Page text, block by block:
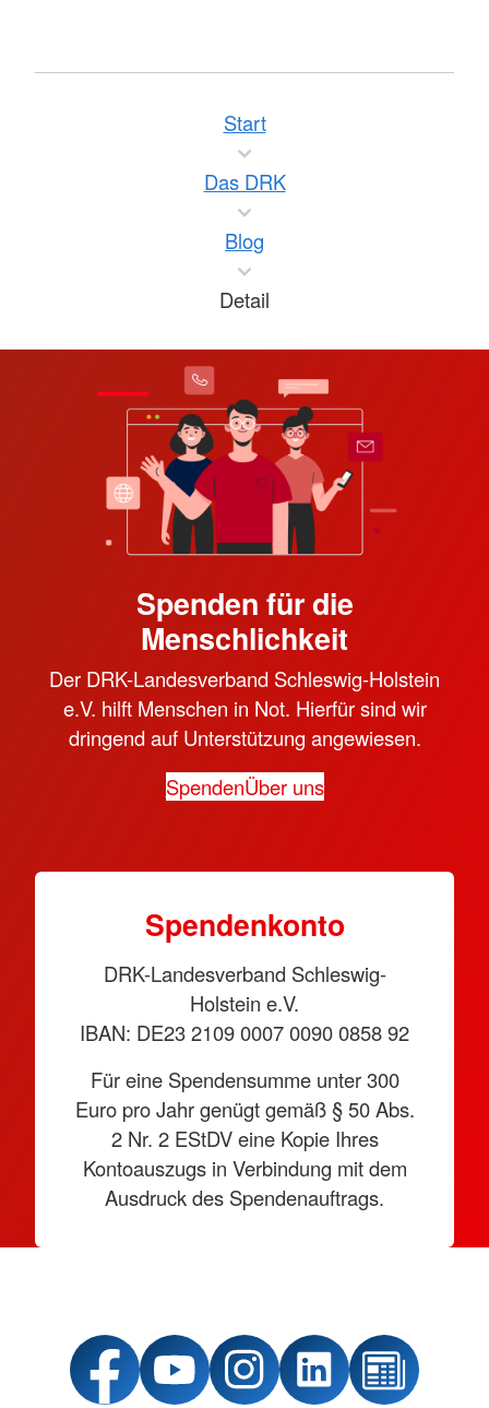
Start
Das DRK
Blog
Detail
Spenden für die
Menschlichkeit
Der DRK-Landesverband Schleswig-Holstein
e.V. hilft Menschen in Not. Hierfür sind wir
dringend auf Unterstützung angewiesen.
SpendenÜber uns
Spendenkonto
DRK-Landesverband Schleswig-
Holstein e.V.
IBAN: DE23 2109 0007 0090 0858 92
Für eine Spendensumme unter 300
Euro pro Jahr genügt gemäß § 50 Abs.
2 Nr. 2 EStDV eine Kopie Ihres
Kontoauszugs in Verbindung mit dem
Ausdruck des Spendenauftrags.